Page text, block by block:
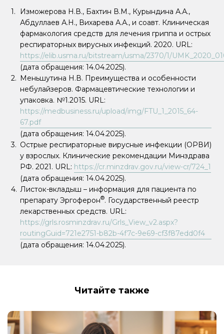
Изможерова Н.В., Бахтин В.М., Курындина А.А.,
Абдуллаев А.Н., Вихарева А.А., и соавт. Клиническая
фармакология средств для лечения гриппа и острых
респираторных вирусных инфекций. 2020. URL:
https://elib.usma.ru/bitstream/usma/2370/1/
(дата обращения: 14.04.2025).
Меньшутина Н.В. Преимущества и особенности
небулайзеров. Фармацевтические технологии и
упаковка. №1.2015. URL:
https://medbusiness.ru/upload/img/FTU_1_2015_64-
67.pdf
(дата обращения: 14.04.2025).
Острые респираторные вирусные инфекции (ОРВИ)
у взрослых. Клинические рекомендации Минздрава
РФ. 2021. URL: https://cr.minzdrav.gov.ru/view-cr/724_1
(дата обращения: 14.04.2025).
Листок-вкладыш – информация для пациента по
препарату Эргоферон®. Государственный реестр
лекарственных средств. URL:
https://grls.rosminzdrav.ru/Grls_View_v2.aspx?
routingGuid=721e2751-b82b-4f7c-9e69-cf3f87edd0f4
(дата обращения: 14.04.2025).
Читайте также